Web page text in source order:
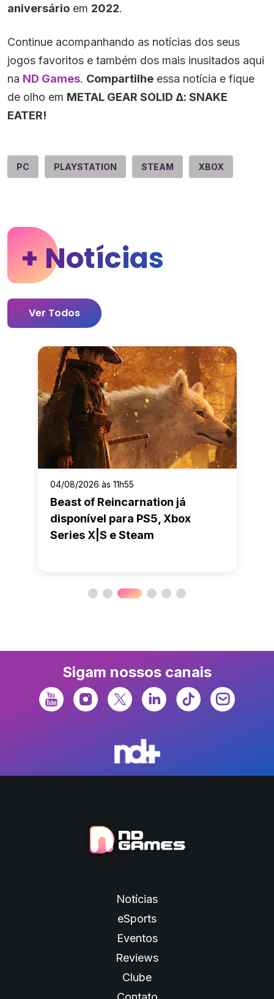
aniversário em 2022.
Continue acompanhando as notícias dos seus
jogos favoritos e também dos mais inusitados aqui
na ND Games. Compartilhe essa notícia e fique
de olho em METAL GEAR SOLID Δ: SNAKE
EATER!
PC PLAYSTATION STEAM XBOX
+ Notícias
Ver Todos
04/08/2026 às 11h55
Beast of Reincarnation já
disponível para PS5, Xbox
Series X|S e Steam
Sigam nossos canais
Notícias
eSports
Eventos
Reviews
Clube